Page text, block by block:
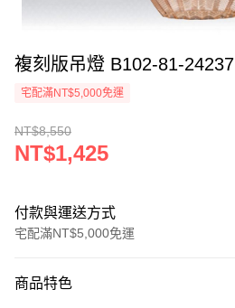
複刻版吊燈 B102-81-24237
宅配滿NT$5,000免運
NT$8,550
NT$1,425
付款與運送方式
宅配滿NT$5,000免運
信用卡一次付款
商品特色